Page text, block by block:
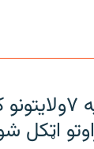
نن د افغانستان
اټکل